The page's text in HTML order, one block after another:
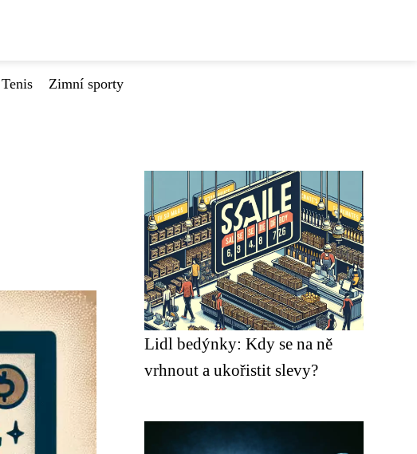
Tenis Zimní sporty
Lidl bedýnky: Kdy se na ně
vrhnout a ukořistit slevy?